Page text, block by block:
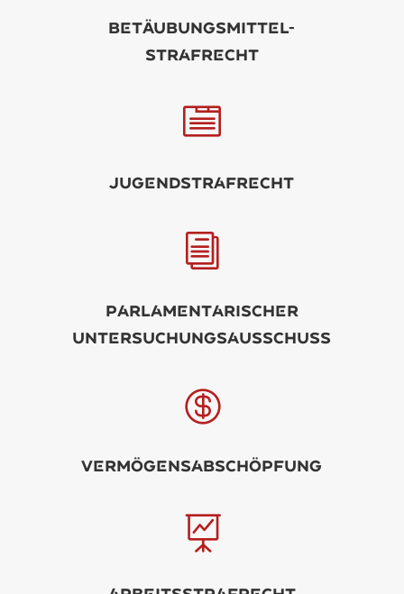
Btäubungsmittl-
strfrcht

Jugndstrfrcht
i
PrlmntrischR
UntrsuchungsusschUss

Vrmögnsbschöpfung
